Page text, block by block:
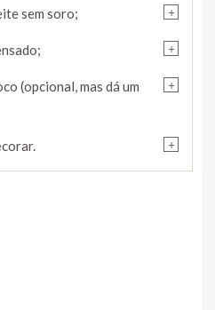
+
sem soro;
+
+
(opcional, mas dá um
+